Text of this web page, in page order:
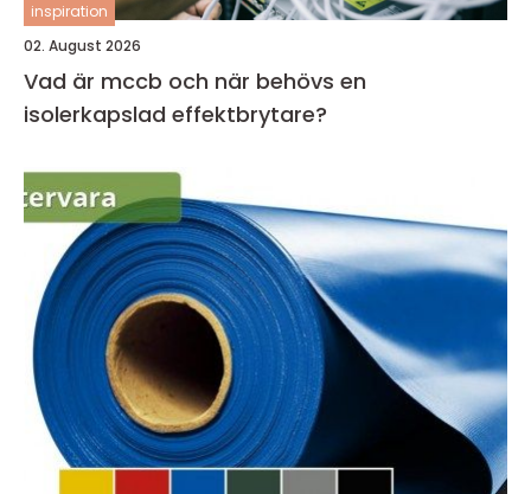
inspiration
02. August 2026
Vad är mccb och när behövs en
isolerkapslad effektbrytare?